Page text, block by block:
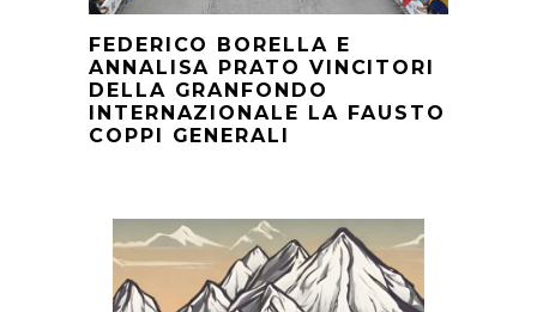
FEDERICO BORELLA E
ANNALISA PRATO VINCITORI
DELLA GRANFONDO
INTERNAZIONALE LA FAUSTO
COPPI GENERALI